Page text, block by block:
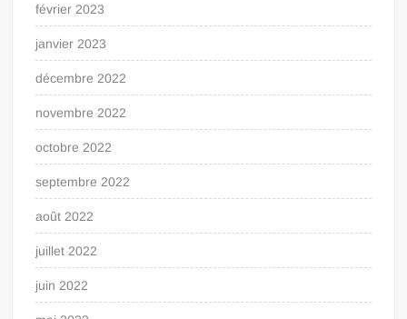
février 2023
janvier 2023
décembre 2022
novembre 2022
octobre 2022
septembre 2022
août 2022
juillet 2022
juin 2022